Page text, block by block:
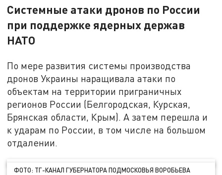
Системные атаки дронов по России
при поддержке ядерных держав
НАТО
По мере развития системы производства
дронов Украины наращивала атаки по
объектам на территории приграничных
регионов России (Белгородская, Курская,
Брянская области, Крым). А затем перешла и
к ударам по России, в том числе на большом
отдалении.
ФОТО: ТГ-КАНАЛ ГУБЕРНАТОРА ПОДМОСКОВЬЯ ВОРОБЬЕВА